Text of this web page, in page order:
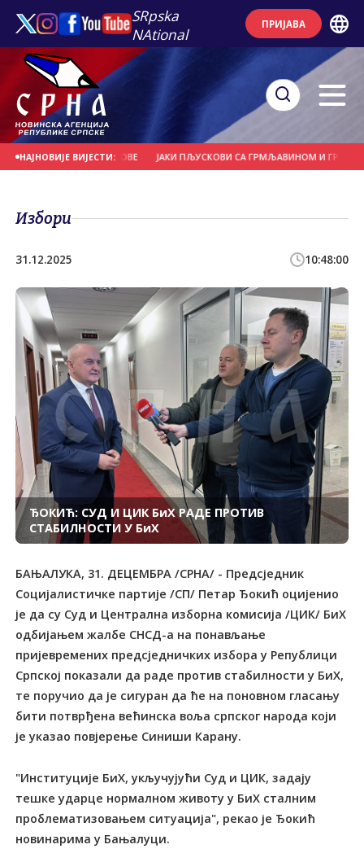
SRpska
NAtional
ПРИЈАВА
НАЈНОВИЈЕ ВИЈЕСТИ:
И НОСИЛА КРОВОВЕ ЈАКИ ПЉУСКОВИ СА ГРМЉАВИНОМ И ГРАДОМ У
Избори
31.12.2025 10:48:00
ЂОКИЋ: СУД И ЦИК БиХ РАДЕ ПРОТИВ
СТАБИЛНОСТИ У БиХ
БАЊАЛУКА, 31. ДЕЦЕМБРА /СРНА/ - Предсједник
Социјалистичке партије /СП/ Петар Ђокић оцијенио
је да су Суд и Централна изборна комисија /ЦИК/ БиХ
одбијањем жалбе СНСД-а на понављање
пријевремених предсједничких избора у Републици
Српској показали да раде против стабилности у БиХ,
те поручио да је сигуран да ће на поновном гласању
бити потврђена већинска воља српског народа који
је указао повјерење Синиши Карану.
"Институције БиХ, укључујући Суд и ЦИК, задају
тешке ударце нормалном животу у БиХ сталним
проблематизовањем ситуација", рекао је Ђокић
новинарима у Бањалуци.